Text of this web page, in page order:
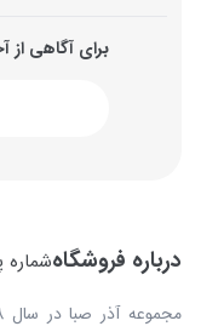
برای آگاهی از
درباره فروشگاهشماره